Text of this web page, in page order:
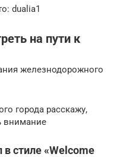
dualia1
на пути к
железнодорожного
города расскажу,
внимание
стиле «Welcome